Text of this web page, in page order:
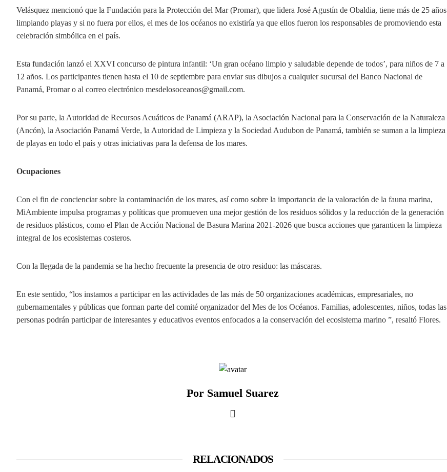
Velásquez mencionó que la Fundación para la Protección del Mar (Promar), que lidera José Agustín de Obaldia, tiene más de 25 años
limpiando playas y si no fuera por ellos, el mes de los océanos no existiría ya que ellos fueron los responsables de promoviendo esta
celebración simbólica en el país.
Esta fundación lanzó el XXVI concurso de pintura infantil: ‘Un gran océano limpio y saludable depende de todos’, para niños de 7 a
12 años. Los participantes tienen hasta el 10 de septiembre para enviar sus dibujos a cualquier sucursal del Banco Nacional de
Panamá, Promar o al correo electrónico mesdelosoceanos@gmail.com.
Por su parte, la Autoridad de Recursos Acuáticos de Panamá (ARAP), la Asociación Nacional para la Conservación de la Naturaleza
(Ancón), la Asociación Panamá Verde, la Autoridad de Limpieza y la Sociedad Audubon de Panamá, también se suman a la limpieza
de playas en todo el país y otras iniciativas para la defensa de los mares.
Ocupaciones
Con el fin de concienciar sobre la contaminación de los mares, así como sobre la importancia de la valoración de la fauna marina,
MiAmbiente impulsa programas y políticas que promueven una mejor gestión de los residuos sólidos y la reducción de la generación
de residuos plásticos, como el Plan de Acción Nacional de Basura Marina 2021-2026 que busca acciones que garanticen la limpieza
integral de los ecosistemas costeros.
Con la llegada de la pandemia se ha hecho frecuente la presencia de otro residuo: las máscaras.
En este sentido, “los instamos a participar en las actividades de las más de 50 organizaciones académicas, empresariales, no
gubernamentales y públicas que forman parte del comité organizador del Mes de los Océanos. Familias, adolescentes, niños, todas las
personas podrán participar de interesantes y educativos eventos enfocados a la conservación del ecosistema marino ”, resaltó Flores.
Por Samuel Suarez
RELACIONADOS